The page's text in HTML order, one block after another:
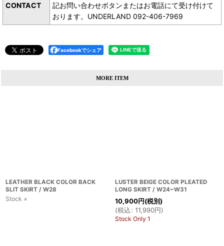
CONTACT
記お問い合わせボタンまたはお電話にて受け付けて
おります。UNDERLAND 092-406-7969
Facebookでシェア
MORE ITEM
LEATHER BLACK COLOR BACK
SLIT SKIRT / W28
Stock ×
LUSTER BEIGE COLOR PLEATED
LONG SKIRT / W24~W31
10,900円(税別)
(税込: 11,990円)
Stock Only 1